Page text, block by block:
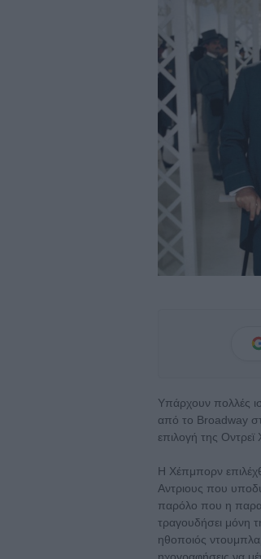
Υπάρχουν πολλές
από το Broadway
επιλογή της
Η Χέπμπορν
Αντριους που
παρόλο που η
τραγουδήσει μόνη
ηθοποιός
ηχογραφήσεις να